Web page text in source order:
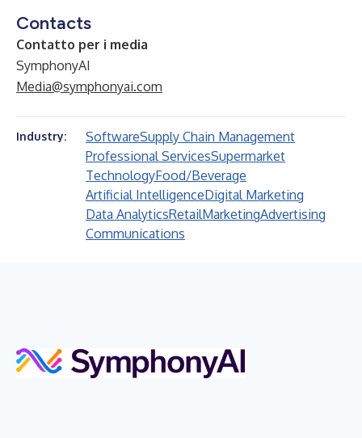
Contacts
Contatto per i media
SymphonyAI
Media@symphonyai.com
Industry: SoftwareSupply Chain Management
Professional ServicesSupermarket
TechnologyFood/Beverage
Artificial IntelligenceDigital Marketing
Data AnalyticsRetailMarketingAdvertising
Communications